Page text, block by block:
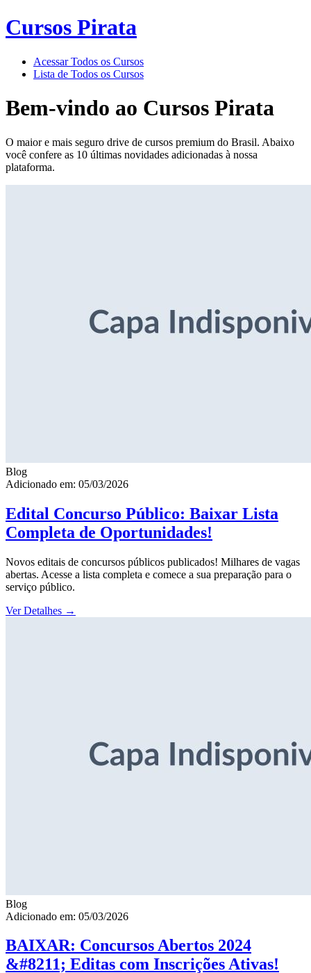
Cursos Pirata
Acessar Todos os Cursos
Lista de Todos os Cursos
Bem-vindo ao Cursos Pirata
O maior e mais seguro drive de cursos premium do Brasil. Abaixo
você confere as 10 últimas novidades adicionadas à nossa
plataforma.
Blog
Adicionado em: 05/03/2026
Edital Concurso Público: Baixar Lista
Completa de Oportunidades!
Novos editais de concursos públicos publicados! Milhares de vagas
abertas. Acesse a lista completa e comece a sua preparação para o
serviço público.
Ver Detalhes →
Blog
Adicionado em: 05/03/2026
BAIXAR: Concursos Abertos 2024
&#8211; Editas com Inscrições Ativas!